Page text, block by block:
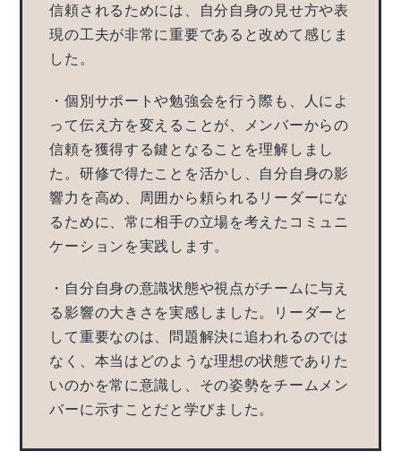
信頼されるためには、自分自身の見せ方や表
現の工夫が非常に重要であると改めて感じま
した。
・個別サポートや勉強会を行う際も、人によ
って伝え方を変えることが、メンバーからの
信頼を獲得する鍵となることを理解しまし
た。研修で得たことを活かし、自分自身の影
響力を高め、周囲から頼られるリーダーにな
るために、常に相手の立場を考えたコミュニ
ケーションを実践します。
・自分自身の意識状態や視点がチームに与え
る影響の大きさを実感しました。リーダーと
して重要なのは、問題解決に追われるのでは
なく、本当はどのような理想の状態でありた
いのかを常に意識し、その姿勢をチームメン
バーに示すことだと学びました。